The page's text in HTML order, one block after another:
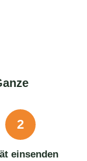
2
einsenden